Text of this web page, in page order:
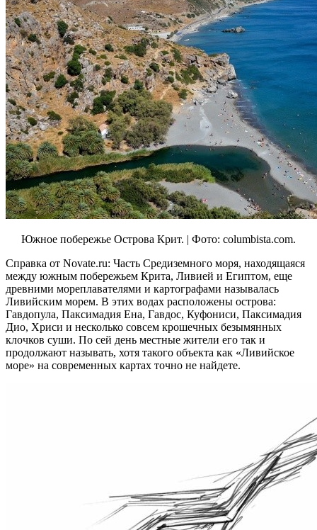
Южное побережье Острова Крит. | Фото: columbista.com.
Справка от Novate.ru: Часть Средиземного моря, находящаяся
между южным побережьем Крита, Ливией и Египтом, еще
древними мореплавателями и картографами называлась
Ливийским морем. В этих водах расположены острова:
Гавдопула, Паксимадия Ена, Гавдос, Куфониси, Паксимадия
Дио, Хриси и несколько совсем крошечных безымянных
клочков суши. По сей день местные жители его так и
продолжают называть, хотя такого объекта как «Ливийское
море» на современных картах точно не найдете.